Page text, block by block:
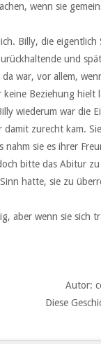
wenn sie
Billy, die eigentlich
und
war, vor allem,
Beziehung hielt
wiederum war die
zurecht kam.
sie es ihrer
bitte das Abitur
hatte, sie zu
aber wenn sie sich
Autor:
Diese